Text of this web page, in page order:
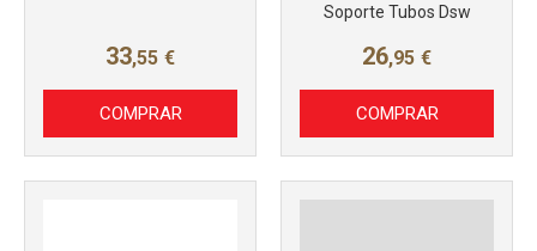
33,55 €
COMPRAR
Soporte Tubos Dsw
26,95 €
COMPRAR